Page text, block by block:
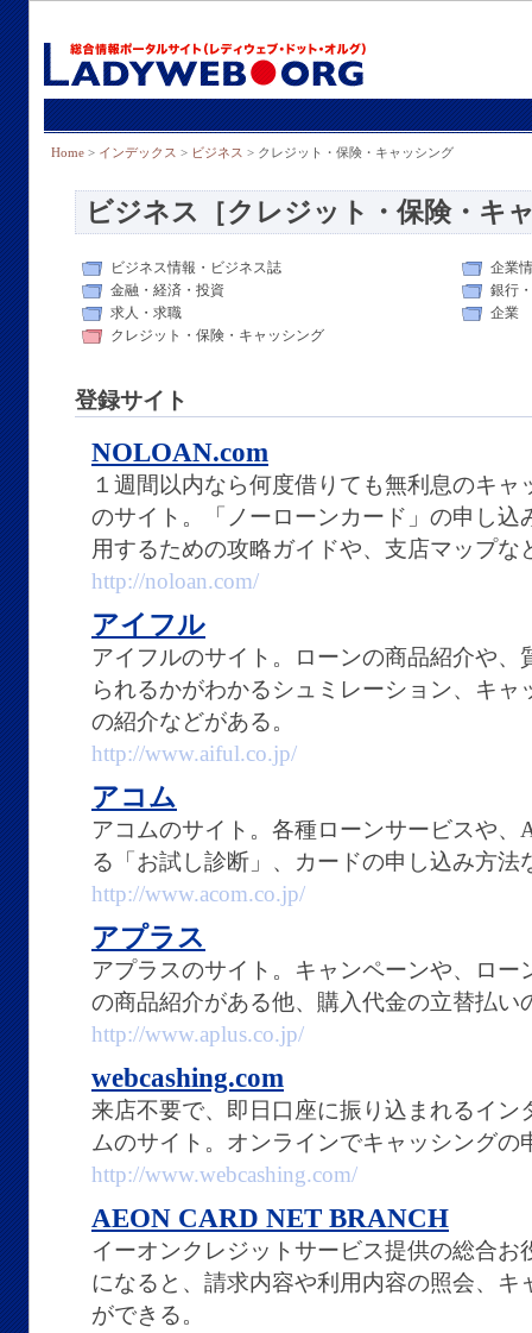
Home > インデックス > ビジネス > クレジット・保険・キャッシング
ビジネス［クレジット・保険・キ
ビジネス情報・ビジネス誌
企業
金融・経済・投資
銀行
求人・求職
企業
クレジット・保険・キャッシング
登録サイト
NOLOAN.com
１週間以内なら何度借りても無利息のキ
のサイト。「ノーローンカード」の申し込
用するための攻略ガイドや、支店マップな
http://noloan.com/
アイフル
アイフルのサイト。ローンの商品紹介や
られるかがわかるシュミレーション、キ
の紹介などがある。
http://www.aiful.co.jp/
アコム
アコムのサイト。各種ローンサービスや
る「お試し診断」、カードの申し込み方法
http://www.acom.co.jp/
アプラス
アプラスのサイト。キャンペーンや、ロ
の商品紹介がある他、購入代金の立替払い
http://www.aplus.co.jp/
webcashing.com
来店不要で、即日口座に振り込まれるイン
ムのサイト。オンラインでキャッシングの
http://www.webcashing.com/
AEON CARD NET BRANCH
イーオンクレジットサービス提供の総合
になると、請求内容や利用内容の照会、
ができる。